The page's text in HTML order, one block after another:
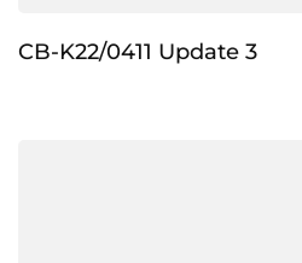
CB-K22/0411 Update 3